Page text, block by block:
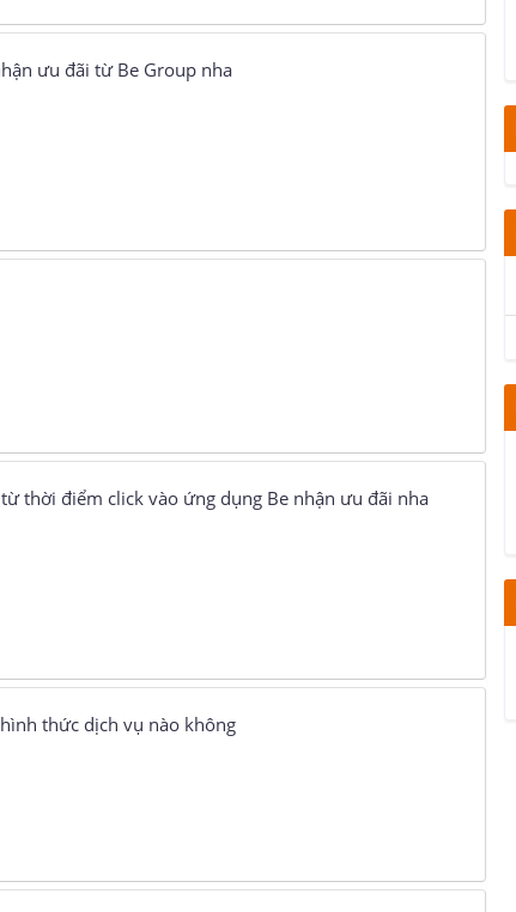
ưu đãi từ Be Group nha
thời điểm click vào ứng dụng Be nhận ưu đãi nha
thức dịch vụ nào không